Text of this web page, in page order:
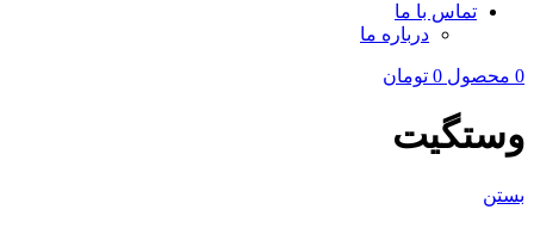
تماس با ما
درباره ما
0 محصول 0 تومان
وستگیت
بستن